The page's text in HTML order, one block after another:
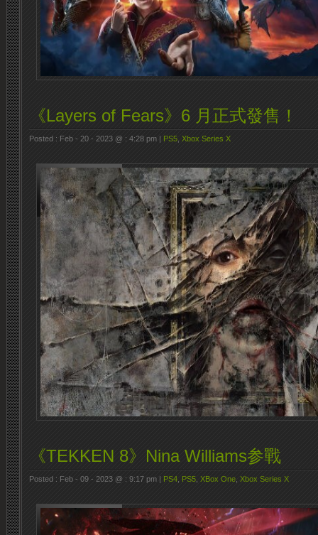
《Layers of Fears》6 月正式發售！
Posted : Feb - 20 - 2023 @ : 4:28 pm | PS5 Xbox Series X
《TEKKEN 8》Nina Williams参戰
Posted : Feb - 09 - 2023 @ : 9:17 pm | PS4 PS5 XBox One Xbox Series X